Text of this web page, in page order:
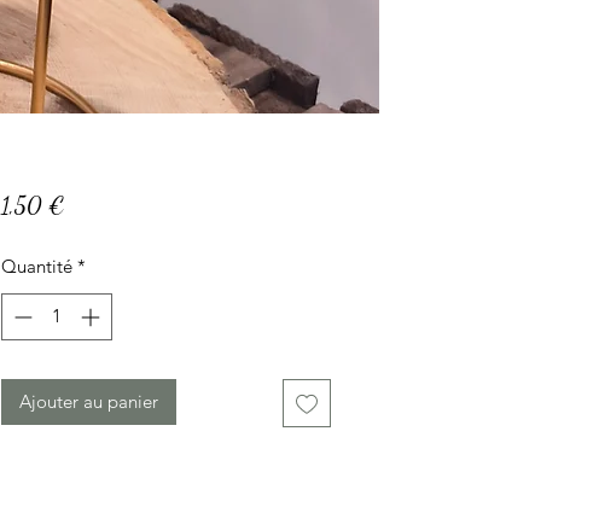
1,50 €Prix
Quantité *
Ajouter au panier